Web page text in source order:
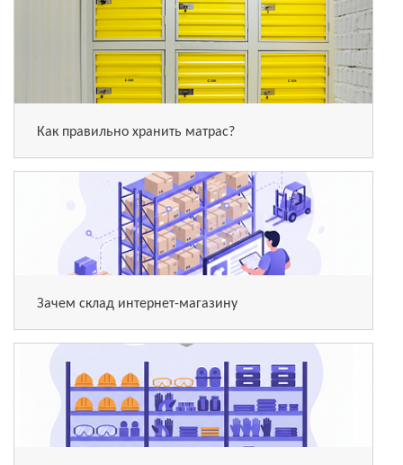
Как правильно хранить матрас?
Зачем склад интернет-магазину